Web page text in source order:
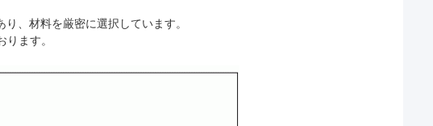
、材料を厳密に選択しています。
ます。